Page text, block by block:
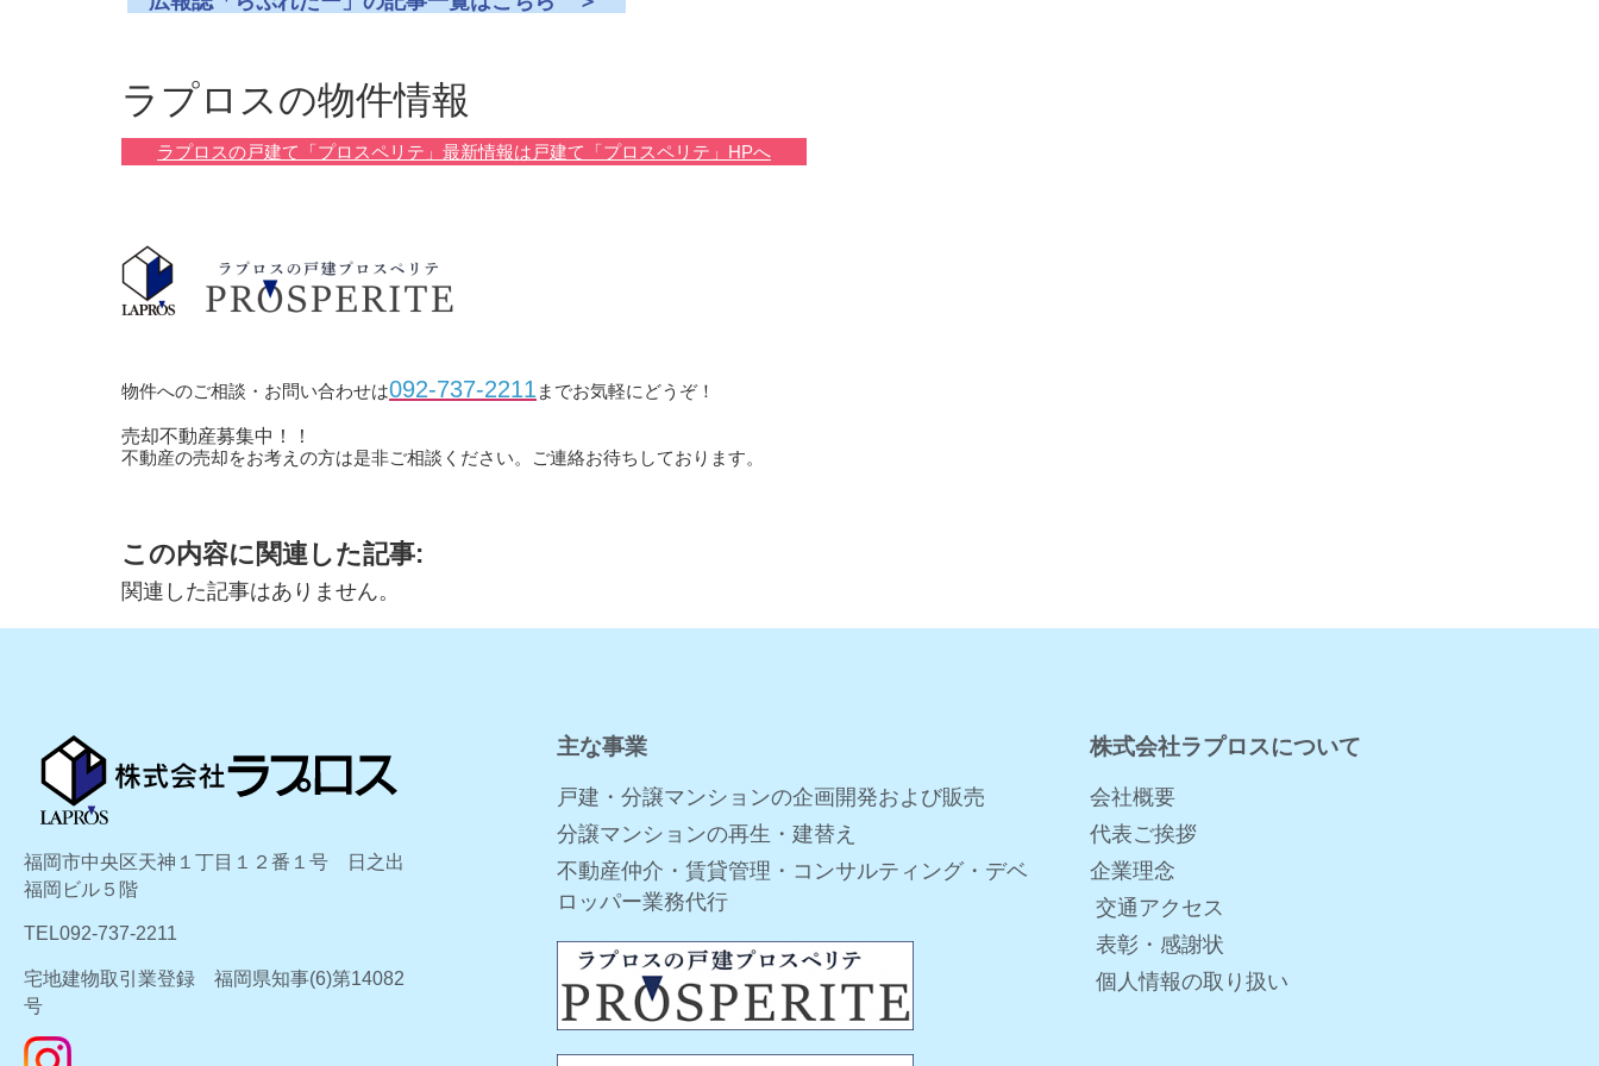
ラプロスの物件情報
ラプロスの戸建て「プロスペリテ」最新情報は戸建て「プロスペリテ」HPへ
物件へのご相談・お問い合わせは092-737-2211 までお気軽にどうぞ！
売却不動産募集中！！
不動産の売却をお考えの方は是非ご相談ください。ご連絡お待ちしております。
この内容に関連した記事:
関連した記事はありません。
福岡市中央区天神１丁目１２番１号 日之出
福岡ビル５階
TEL092-737-2211
宅地建物取引業登録 福岡県知事(6)第14082
号
主な事業
戸建・分譲マンションの企画開発および販売
分譲マンションの再生・建替え
不動産仲介・賃貸管理・コンサルティング・デベ
ロッパー業務代行
株式会社ラプロスについて
会社概要
代表ご挨拶
企業理念
交通アクセス
表彰・感謝状
個人情報の取り扱い